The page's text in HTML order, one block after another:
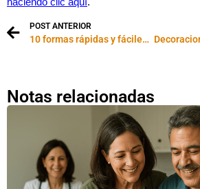
POST ANTERIOR
10 formas rápidas y fáciles para decorar una habitación rentada
Notas relacionadas